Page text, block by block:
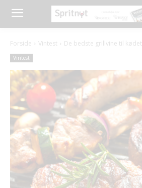
Forside Vintest De bedste grillvine til kødet
Vintest